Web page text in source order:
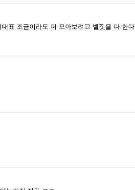
표 조금이라도 더 모아보려고 벨짓을 다 한다